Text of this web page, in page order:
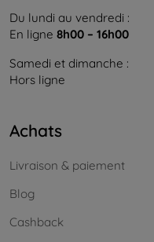
Du lundi au vendredi :
En ligne 8h00 – 16h00
Samedi et dimanche :
Hors ligne
Achats
Livraison & paiement
Blog
Cashback